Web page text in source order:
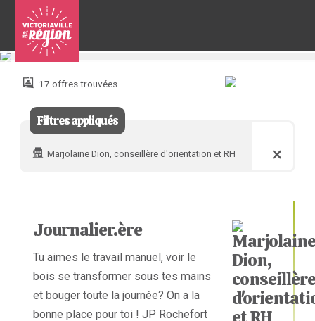
Pour
joindre
17 offres trouvées
Filtres appliqués
Marjolaine Dion, conseillère d'orientation et RH
Journalier.ère
Tu aimes le travail manuel, voir le
bois se transformer sous tes mains
et bouger toute la journée? On a la
bonne place pour toi ! JP Rochefort